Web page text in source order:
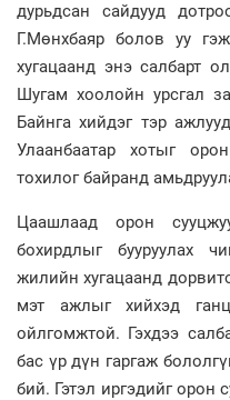
дурьдсан сайдууд
Г.Мөнхбаяр болов уу
хугацаанд энэ салбарт
Шугам хоолойн урсгал
Байнга хийдэг тэр
Улаанбаатар хотыг
тохилог байранд
Цаашлаад орон
бохирдлыг бууруулах
жилийн хугацаанд
мэт ажлыг хийхэд
ойлгомжтой. Гэхдээ
бас үр дүн гаргаж
бий. Гэтэл иргэдийг орон